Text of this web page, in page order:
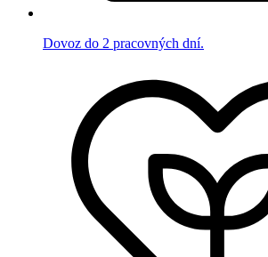
Dovoz do 2 pracovných dní.